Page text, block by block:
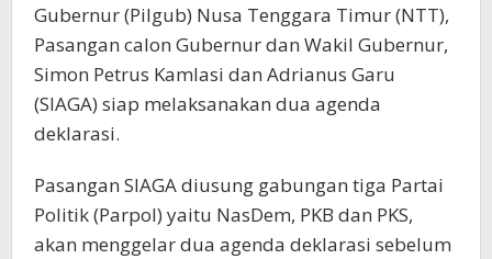
Gubernur (Pilgub) Nusa Tenggara Timur (NTT),
Pasangan calon Gubernur dan Wakil Gubernur,
Simon Petrus Kamlasi dan Adrianus Garu
(SIAGA) siap melaksanakan dua agenda
deklarasi.
Pasangan SIAGA diusung gabungan tiga Partai
Politik (Parpol) yaitu NasDem, PKB dan PKS,
akan menggelar dua agenda deklarasi sebelum